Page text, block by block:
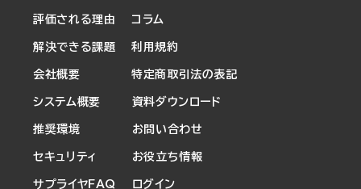
評価される理由
解決できる課題
会社概要
コラム
利用規約
特定商取引法の表記
システム概要
推奨環境
セキュリティ
サプライヤFAQ
資料ダウンロード
お問い合わせ
お役立ち情報
ログイン